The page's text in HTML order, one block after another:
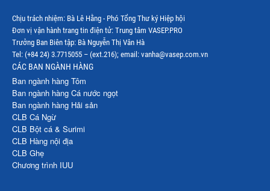
Thị trường Nga
Thị trường Hàn Quốc
Thị trường Nhật Bản
Thị trường Thái Lan
Thị trường Trung Quốc
Thị trường Philippines
Thị trường Tây Ban Nha
Thị trường thủy sản khác
Chịu trách nhiệm: Bà Lê Hằng - Phó Tổng Thư ký Hiệp hội
Đơn vị vận hành trang tin điện tử: Trung tâm VASEP.PRO
Trưởng Ban Biên tập: Bà Nguyễn Thị Vân Hà
Tel: (+84 24) 3.7715055 – (ext.216); email: vanha@vasep.com.vn
CÁC BAN NGÀNH HÀNG
Ban ngành hàng Tôm
Ban ngành hàng Cá nước ngọt
Ban ngành hàng Hải sản
CLB Cá Ngừ
CLB Bột cá & Surimi
CLB Hàng nội địa
CLB Ghẹ
Chương trình IUU